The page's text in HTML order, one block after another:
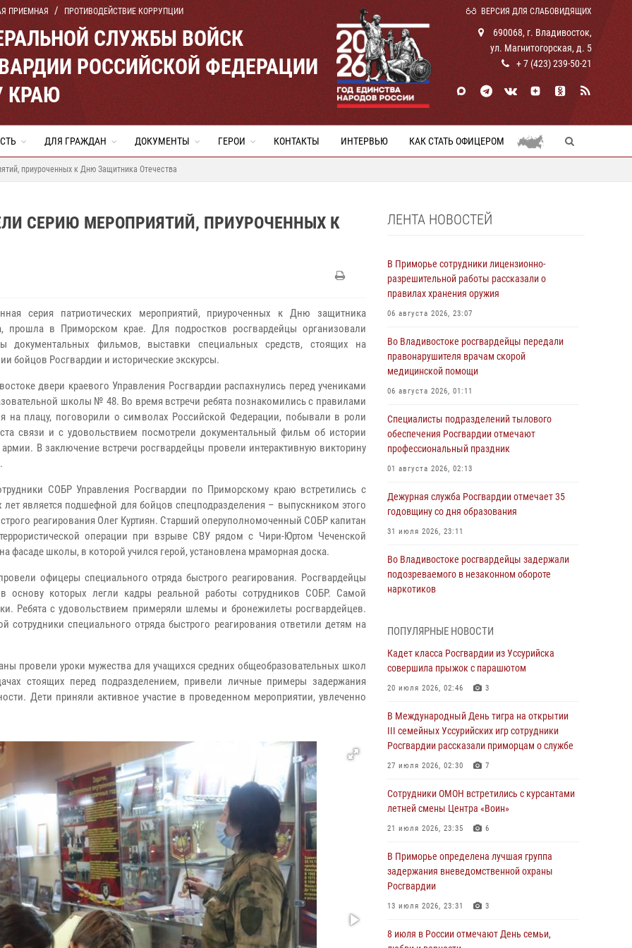
ПРИЕМНАЯ ПРОТИВОДЕЙСТВИЕ КОРРУПЦИИ ВЕРСИЯ ДЛЯ СЛАБОВИДЯЩИХ
СЛУЖБЫ ВОЙСК
РОССИЙСКОЙ ФЕДЕРАЦИИ
КРАЮ
690068, г. Владивосток,
ул. Магнитогорская, д. 5
+ 7 (423) 239-50-21
ДЛЯ ГРАЖДАН ДОКУМЕНТЫ ГЕРОИ КОНТАКТЫ ИНТЕРВЬЮ КАК СТАТЬ ОФИЦЕРОМ
приуроченных к Дню Защитника Отечества
СЕРИЮ МЕРОПРИЯТИЙ, ПРИУРОЧЕННЫХ К
серия патриотических мероприятий, приуроченных к Дню защитника
прошла в Приморском крае. Для подростков росгвардейцы организовали
документальных фильмов, выставки специальных средств, стоящих на
бойцов Росгвардии и исторические экскурсы.
двери краевого Управления Росгвардии распахнулись перед учениками
школы № 48. Во время встречи ребята познакомились с правилами
на плацу, поговорили о символах Российской Федерации, побывали в роли
связи и с удовольствием посмотрели документальный фильм об истории
В заключение встречи росгвардейцы провели интерактивную викторину
СОБР Управления Росгвардии по Приморскому краю встретились с
является подшефной для бойцов спецподразделения – выпускником этого
реагирования Олег Куртиян. Старший оперуполномоченный СОБР капитан
операции при взрыве СВУ рядом с Чири-Юртом Чеченской
фасаде школы, в которой учился герой, установлена мраморная доска.
офицеры специального отряда быстрого реагирования. Росгвардейцы
основу которых легли кадры реальной работы сотрудников СОБР. Самой
Ребята с удовольствием примеряли шлемы и бронежилеты росгвардейцев.
сотрудники специального отряда быстрого реагирования ответили детям на
провели уроки мужества для учащихся средних общеобразовательных школ
стоящих перед подразделением, привели личные примеры задержания
Дети приняли активное участие в проведенном мероприятии, увлеченно
ЛЕНТА НОВОСТЕЙ
В Приморье сотрудники лицензионно-
разрешительной работы рассказали о
правилах хранения оружия
06 августа 2026, 23:07
Во Владивостоке росгвардейцы передали
правонарушителя врачам скорой
медицинской помощи
06 августа 2026, 01:11
Специалисты подразделений тылового
обеспечения Росгвардии отмечают
профессиональный праздник
01 августа 2026, 02:13
Дежурная служба Росгвардии отмечает 35
годовщину со дня образования
31 июля 2026, 23:11
Во Владивостоке росгвардейцы задержали
подозреваемого в незаконном обороте
наркотиков
Вопрос противодействия незаконному
обороту оружия рассмотрели на заседании
антитеррористической комиссии
Во Владивостоке во дворе жилого дома
сотрудники вневедомственной охраны
обнаружили запрещенные растения
В День Крещения Руси в Князь-
Владимирском храме – Главном храме
с крестным ходом
28 июля 2026, 10:29 3
Росгвардейцы в Приморье приняли участие в
28 июля 2026, 05:39 3
ПОПУЛЯРНЫЕ НОВОСТИ
Кадет класса Росгвардии из Уссурийска
совершила прыжок с парашютом
20 июля 2026, 02:46 3
В Международный День тигра на открытии
III семейных Уссурийских игр сотрудники
Росгвардии рассказали приморцам о службе
27 июля 2026, 02:30 7
Сотрудники ОМОН встретились с курсантами
летней смены Центра «Воин»
21 июля 2026, 23:35 6
В Приморье определена лучшая группа
задержания вневедомственной охраны
Росгвардии
13 июля 2026, 23:31 3
8 июля в России отмечают День семьи,